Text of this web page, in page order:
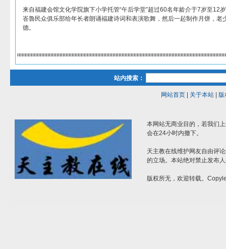
来自福建会馆文化学院旗下小学托管“午后学堂”超过60名年龄介于7岁至12
峇魯民众俱乐部给年长者朗诵福建诗词和表演歌舞，然后一起制作月饼，老
德。
站内搜索：
网站首页| 关于本站| 版
本网站无商业目的，若我们
会在24小时内撤下。
天主教在线维护网友自由评
的立场。本站绝对禁止发布
版权所无，欢迎转载。